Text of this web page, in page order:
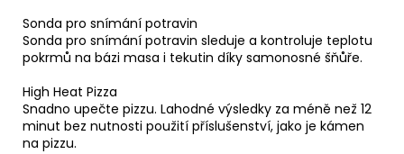
Sonda pro snímání potravin
Sonda pro snímání potravin sleduje a kontroluje teplotu
pokrmů na bázi masa i tekutin díky samonosné šňůře.
High Heat Pizza
Snadno upečte pizzu. Lahodné výsledky za méně než 12
minut bez nutnosti použití příslušenství, jako je kámen
na pizzu.